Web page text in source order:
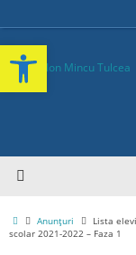
Anunțuri
Lista
scolar 2021-2022 – Faza 1
Deschide bara de unelte